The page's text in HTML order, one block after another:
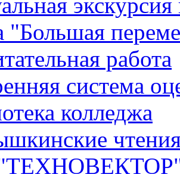
"Большая
работа
система
колледжа